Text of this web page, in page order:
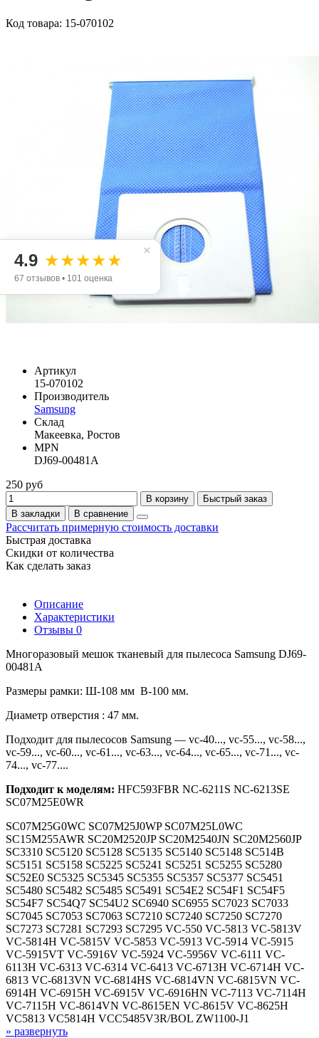
Код товара: 15-070102
Артикул
15-070102
Производитель
Samsung
Склад
Макеевка, Ростов
MPN
DJ69-00481A
250 руб
В корзину
Быстрый заказ
В закладки
В сравнение
Рассчитать примерную стоимость доставки
Быстрая доставка
Скидки от количества
Как сделать заказ
Описание
Характеристики
Отзывы 0
Многоразовый мешок тканевый для пылесоса Samsung DJ69-
00481A
Размеры рамки: Ш-108 мм В-100 мм.
Диаметр отверстия : 47 мм.
Подходит для пылесосов Samsung ― vc-40..., vc-55..., vc-58...,
vc-59..., vc-60..., vc-61..., vc-63..., vc-64..., vc-65..., vc-71..., vc-
74..., vc-77....
Подходит к моделям: HFC593FBR NC-6211S NC-6213SE
SC07M25E0WR
SC07M25G0WC SC07M25J0WP SC07M25L0WC
SC15M255AWR SC20M2520JP SC20M2540JN SC20M2560JP
SC3310 SC5120 SC5128 SC5135 SC5140 SC5148 SC514B
SC5151 SC5158 SC5225 SC5241 SC5251 SC5255 SC5280
SC52E0 SC5325 SC5345 SC5355 SC5357 SC5377 SC5451
SC5480 SC5482 SC5485 SC5491 SC54E2 SC54F1 SC54F5
SC54F7 SC54Q7 SC54U2 SC6940 SC6955 SC7023 SC7033
SC7045 SC7053 SC7063 SC7210 SC7240 SC7250 SC7270
SC7273 SC7281 SC7293 SC7295 VC-550 VC-5813 VC-5813V
VC-5814H VC-5815V VC-5853 VC-5913 VC-5914 VC-5915
VC-5915VT VC-5916V VC-5924 VC-5956V VC-6111 VC-
6113H VC-6313 VC-6314 VC-6413 VC-6713H VC-6714H VC-
6813 VC-6813VN VC-6814HS VC-6814VN VC-6815VN VC-
6914H VC-6915H VC-6915V VC-6916HN VC-7113 VC-7114H
VC-7115H VC-8614VN VC-8615EN VC-8615V VC-8625H
VC5813 VC5814H VCC5485V3R/BOL ZW1100-J1
» развернуть
×
4.9 ★★★★★
67 отзывов • 101 оценка